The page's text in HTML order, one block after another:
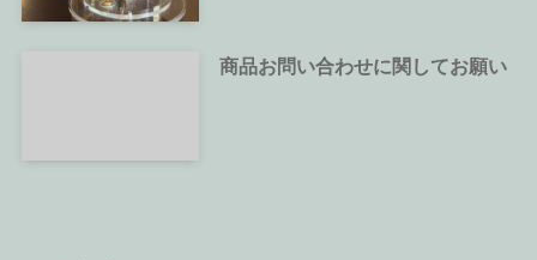
商品お問い合わせに関してお願い